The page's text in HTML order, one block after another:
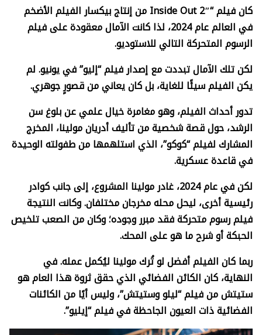
كان فيلم “Inside Out 2″من إنتاج بيكسار الفيلم الأضخم
في العالم عام 2024، لذا كانت الآمال معقودة على فيلم
الرسوم المتحركة التالي للاستوديو.
لكن تلك الآمال تبددت مع إصدار فيلم “إليو” في يونيو. لم
يكن الفيلم سيئًا للغاية، بل كان يعاني من قصورٍ جوهري.
تدور أحداث الفيلم، وهو مغامرة خيال علمي عن بلوغ سن
الرشد، حول قصة شخصية من تأليف أدريان مولينا، المخرج
المشارك لفيلم “كوكو”، الذي استلهمها من طفولته الوحيدة
في قاعدة عسكرية.
لكن في عام 2024، غادر مولينا المشروع، إلى جانب كوادر
رئيسية أخرى، ليحل محله مخرجان مختلفان. وكانت النتيجة
فيلم رسوم متحركة فقد مبرر وجوده؛ وكان من الصعب تلخيص
الحبكة أو شرح ما هو على المحك.
ربما كان الفيلم أفضل لو تُرك مولينا ليُكمل عمله. في
النهاية، كان الكائن الفضائي الذي حقق ثروة هذا العام هو
ستيتش من فيلم “ليلو وستيتش”، وليس أيًا من الكائنات
الفضائية ذات العيون الجاحظة في فيلم “إيليو”.